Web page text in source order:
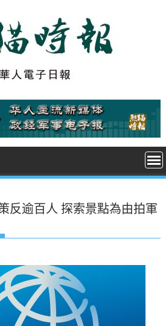
反逾百人 探索景點為由拍軍